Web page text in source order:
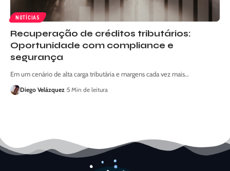
NOTÍCIAS
Recuperação de créditos tributários:
Oportunidade com compliance e
segurança
Em um cenário de alta carga tributária e margens cada vez mais…
Diego Velázquez 5 Min de leitura